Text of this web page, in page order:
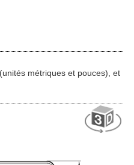
métriques et pouces), et